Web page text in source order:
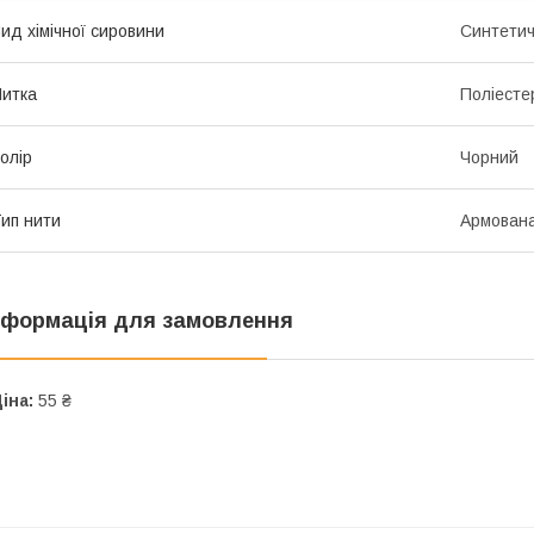
хімічної сировини
Чорний
нити
для замовлення
55 ₴